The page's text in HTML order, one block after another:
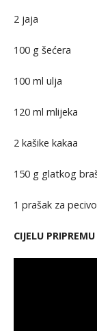
2 jaja
100 g šećera
100 ml ulja
120 ml mlijeka
2 kašike kakaa
150 g glatkog
1 prašak za pecivo
CIJELU